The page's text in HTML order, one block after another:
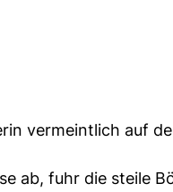
vermeintlich auf
ab, fuhr die steile